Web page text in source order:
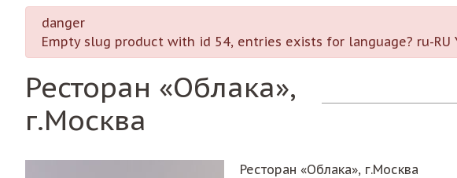
danger
Empty slug product with id 54, entries exists for language? ru-
Ресторан «Облака»,
г.Москва
Ресторан «Облака», г.Москва